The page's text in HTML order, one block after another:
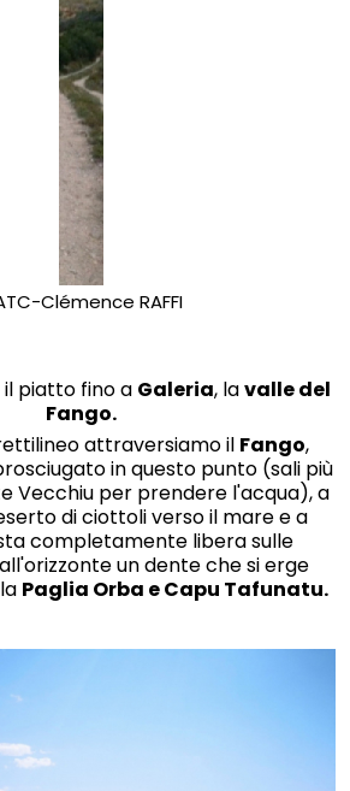
Clémence RAFFI
il piatto fino a Galeria, lavalle del
Fango.
attraversiamo il Fango,
in questo punto (sali più
Vecchiu per prendere l'acqua), a
di ciottoli verso il mare e a
completamente libera sulle
un dente che si erge
Paglia Orba e Capu Tafunatu.